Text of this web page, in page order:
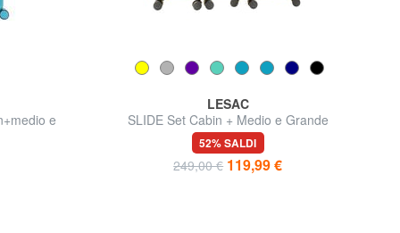
e
LESAC
SLIDE Set Cabin + Medio e Grande
espandibili, ultraresistenti
52% SALDI
249,00 € 119,99 €